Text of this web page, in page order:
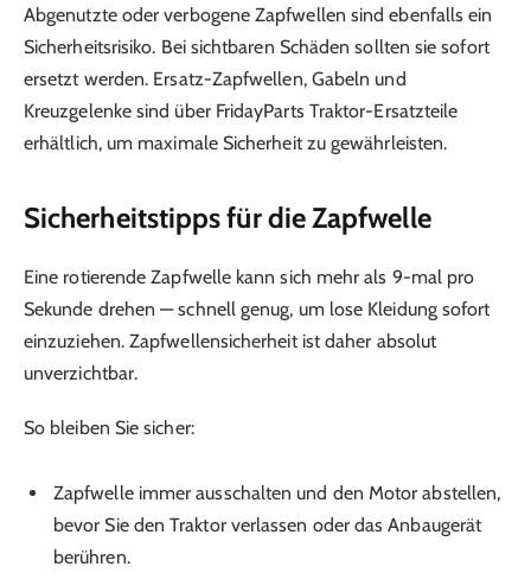
Abgenutzte oder verbogene Zapfwellen sind ebenfalls ein
Sicherheitsrisiko. Bei sichtbaren Schäden sollten sie sofort
ersetzt werden. Ersatz-Zapfwellen, Gabeln und
Kreuzgelenke sind über FridayParts Traktor-Ersatzteile
erhältlich, um maximale Sicherheit zu gewährleisten.
Sicherheitstipps für die Zapfwelle
Eine rotierende Zapfwelle kann sich mehr als 9-mal pro
Sekunde drehen — schnell genug, um lose Kleidung sofort
einzuziehen. Zapfwellensicherheit ist daher absolut
unverzichtbar.
So bleiben Sie sicher:
Zapfwelle immer ausschalten und den Motor abstellen,
bevor Sie den Traktor verlassen oder das Anbaugerät
berühren.